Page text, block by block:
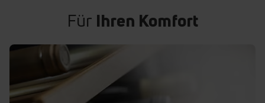
Für Ihren Komfort